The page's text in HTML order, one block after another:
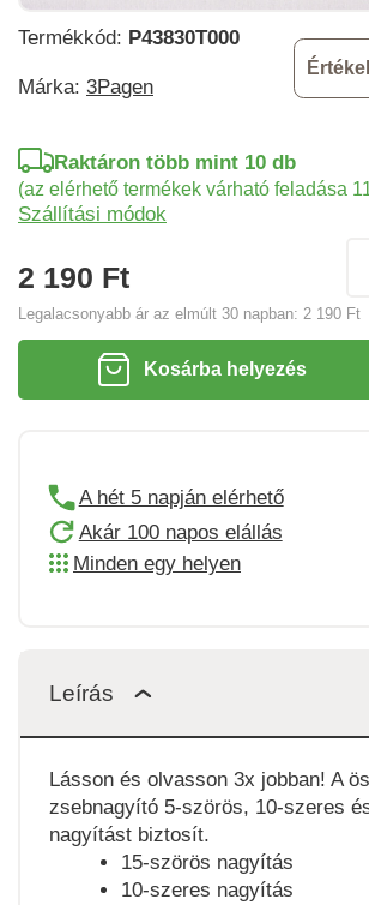
Termékkód: P43830T000
Márka: 3Pagen
2 190 Ft
Legalacsonyabb ár az elmúlt 30 napban: 2 190 Ft
Raktáron több mint 10 db
(az elérhető termékek várható feladása
Szállítási módok
Kosárba helyezés
A hét 5 napján elérhető
Akár 100 napos elállás
Minden egy helyen
Leírás
Lásson és olvasson 3x jobban! A
zsebnagyító 5-szörös, 10-szeres
nagyítást biztosít.
15-szörös nagyítás
10-szeres nagyítás